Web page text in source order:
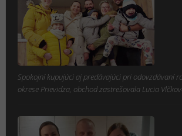
Spokojní kupujúci aj predávajúci pri odovzdávaní
okrese Prievidza, obchod zastrešovala Lucia